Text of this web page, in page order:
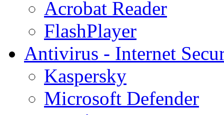
Acrobat Reader
FlashPlayer
Antivirus - Internet
Kaspersky
Microsoft Defender